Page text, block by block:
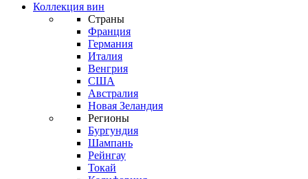
Коллекция вин
Страны
Франция
Германия
Италия
Венгрия
США
Австралия
Новая Зеландия
Регионы
Бургундия
Шампань
Рейнгау
Токай